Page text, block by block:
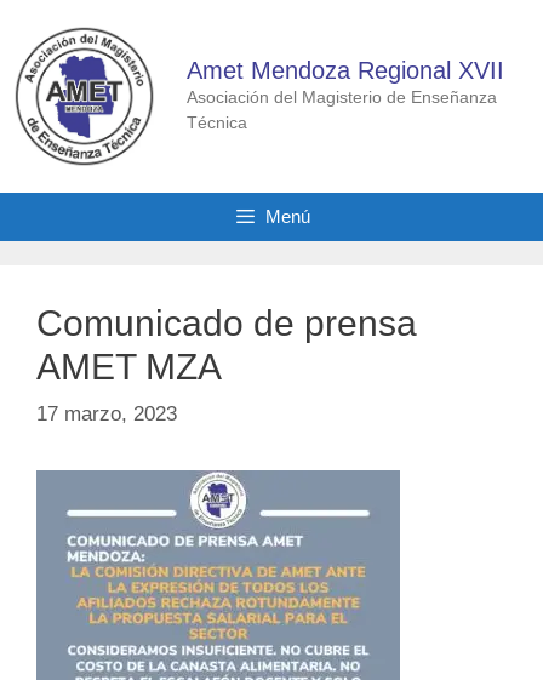
contenido
Amet Mendoza Regional XVII
Asociación del Magisterio de Enseñanza
Técnica
Menú
Comunicado de prensa
AMET MZA
17 marzo, 2023